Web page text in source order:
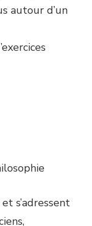
autour d’un
et s’adressent